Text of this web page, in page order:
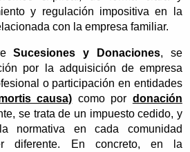
y regulación impositiva en la
con la empresa familiar.
Sucesiones y Donaciones, se
por la adquisición de empresa
o participación en entidades
causa) como por donación
se trata de un impuesto cedido, y
en cada comunidad
diferente. En concreto, en la